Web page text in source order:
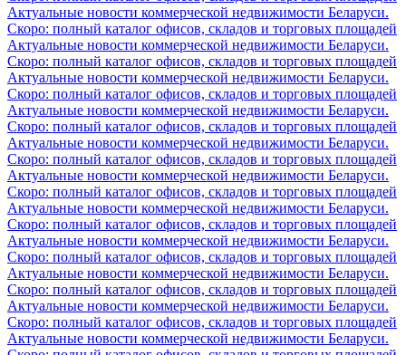
Актуальные новости коммерческой недвижимости Беларуси.
Скоро: полный каталог офисов, складов и торговых площадей
Актуальные новости коммерческой недвижимости Беларуси.
Скоро: полный каталог офисов, складов и торговых площадей
Актуальные новости коммерческой недвижимости Беларуси.
Скоро: полный каталог офисов, складов и торговых площадей
Актуальные новости коммерческой недвижимости Беларуси.
Скоро: полный каталог офисов, складов и торговых площадей
Актуальные новости коммерческой недвижимости Беларуси.
Скоро: полный каталог офисов, складов и торговых площадей
Актуальные новости коммерческой недвижимости Беларуси.
Скоро: полный каталог офисов, складов и торговых площадей
Актуальные новости коммерческой недвижимости Беларуси.
Скоро: полный каталог офисов, складов и торговых площадей
Актуальные новости коммерческой недвижимости Беларуси.
Скоро: полный каталог офисов, складов и торговых площадей
Актуальные новости коммерческой недвижимости Беларуси.
Скоро: полный каталог офисов, складов и торговых площадей
Актуальные новости коммерческой недвижимости Беларуси.
Скоро: полный каталог офисов, складов и торговых площадей
Актуальные новости коммерческой недвижимости Беларуси.